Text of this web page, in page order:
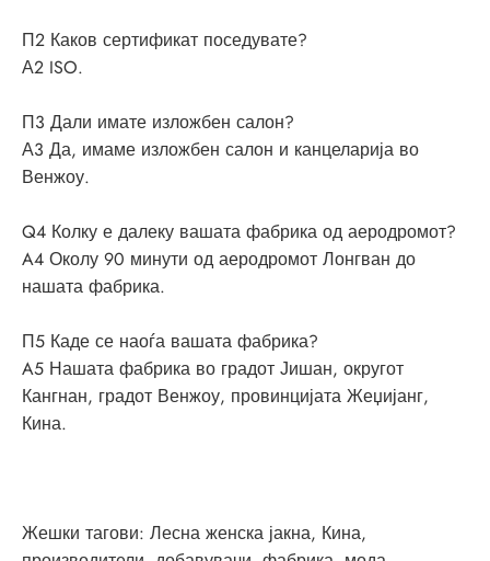
П2 Каков сертификат поседувате?
А2 ISO.
П3 Дали имате изложбен салон?
А3 Да, имаме изложбен салон и канцеларија во
Венжоу.
Q4 Колку е далеку вашата фабрика од аеродромот?
A4 Околу 90 минути од аеродромот Лонгван до
нашата фабрика.
П5 Каде се наоѓа вашата фабрика?
A5 Нашата фабрика во градот Јишан, округот
Кангнан, градот Венжоу, провинцијата Жеџијанг,
Кина.
Жешки тагови: Лесна женска јакна, Кина,